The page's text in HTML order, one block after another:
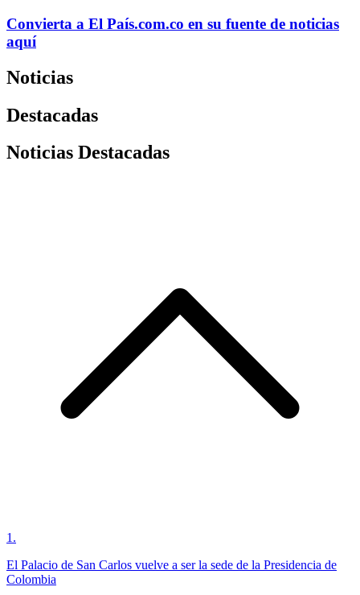
Convierta a El País.com.co en su fuente de noticias
aquí
Noticias
Destacadas
Noticias Destacadas
1 .
El Palacio de San Carlos vuelve a ser la sede de la Presidencia de
Colombia